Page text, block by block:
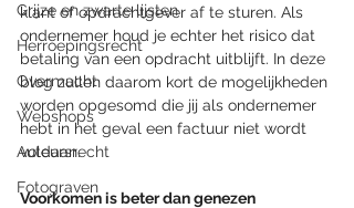
Grijze en zwarte lijsten
Herroepingsrecht
Overmacht
Webshops
Auteursrecht
Fotograven
klant of opdrachtgever af te sturen. Als
ondernemer houd je echter het risico dat
betaling van een opdracht uitblijft. In deze
blog zullen daarom kort de mogelijkheden
worden opgesomd die jij als ondernemer
hebt in het geval een factuur niet wordt
voldaan.
Voorkomen is beter dan genezen